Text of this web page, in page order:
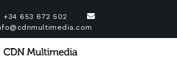
+34 653 672 502